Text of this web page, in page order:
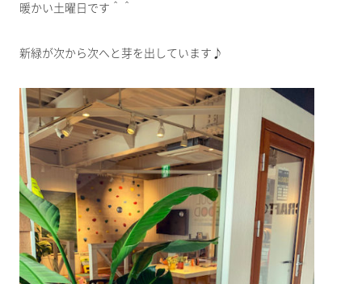
暖かい土曜日です＾＾
新緑が次から次へと芽を出しています♪